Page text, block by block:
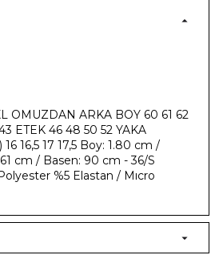
OMUZDAN ARKA BOY 60 61 62
ETEK 46 48 50 52 YAKA
16,5 17 17,5 Boy: 1.80 cm /
cm / Basen: 90 cm - 36/S
%5 Elastan / Mıcro